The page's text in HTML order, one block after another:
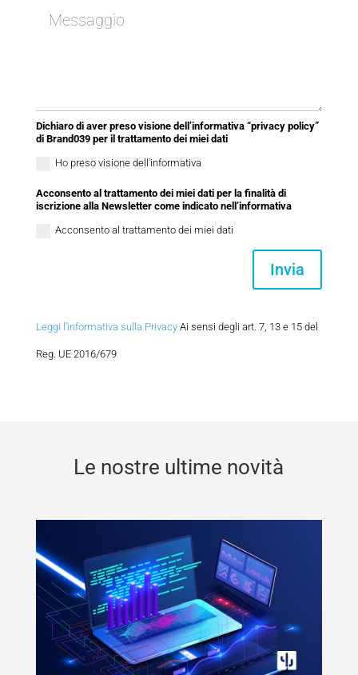
Dichiaro di aver preso visione dell’informativa “privacy policy”
di Brand039 per il trattamento dei miei dati
Ho preso visione dell'informativa
Acconsento al trattamento dei miei dati per la finalità di
iscrizione alla Newsletter come indicato nell’informativa
Acconsento al trattamento dei miei dati
Invia
Leggi l’informativa sulla PrivacyAi sensi degli art. 7, 13 e 15 del
Reg. UE 2016/679
Le nostre ultime novità